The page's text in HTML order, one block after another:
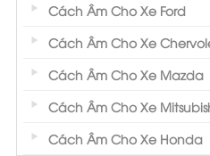
Cách Âm Cho Xe Ford
Cách Âm Cho Xe
Cách Âm Cho Xe Mazda
Cách Âm Cho Xe
Cách Âm Cho Xe Honda